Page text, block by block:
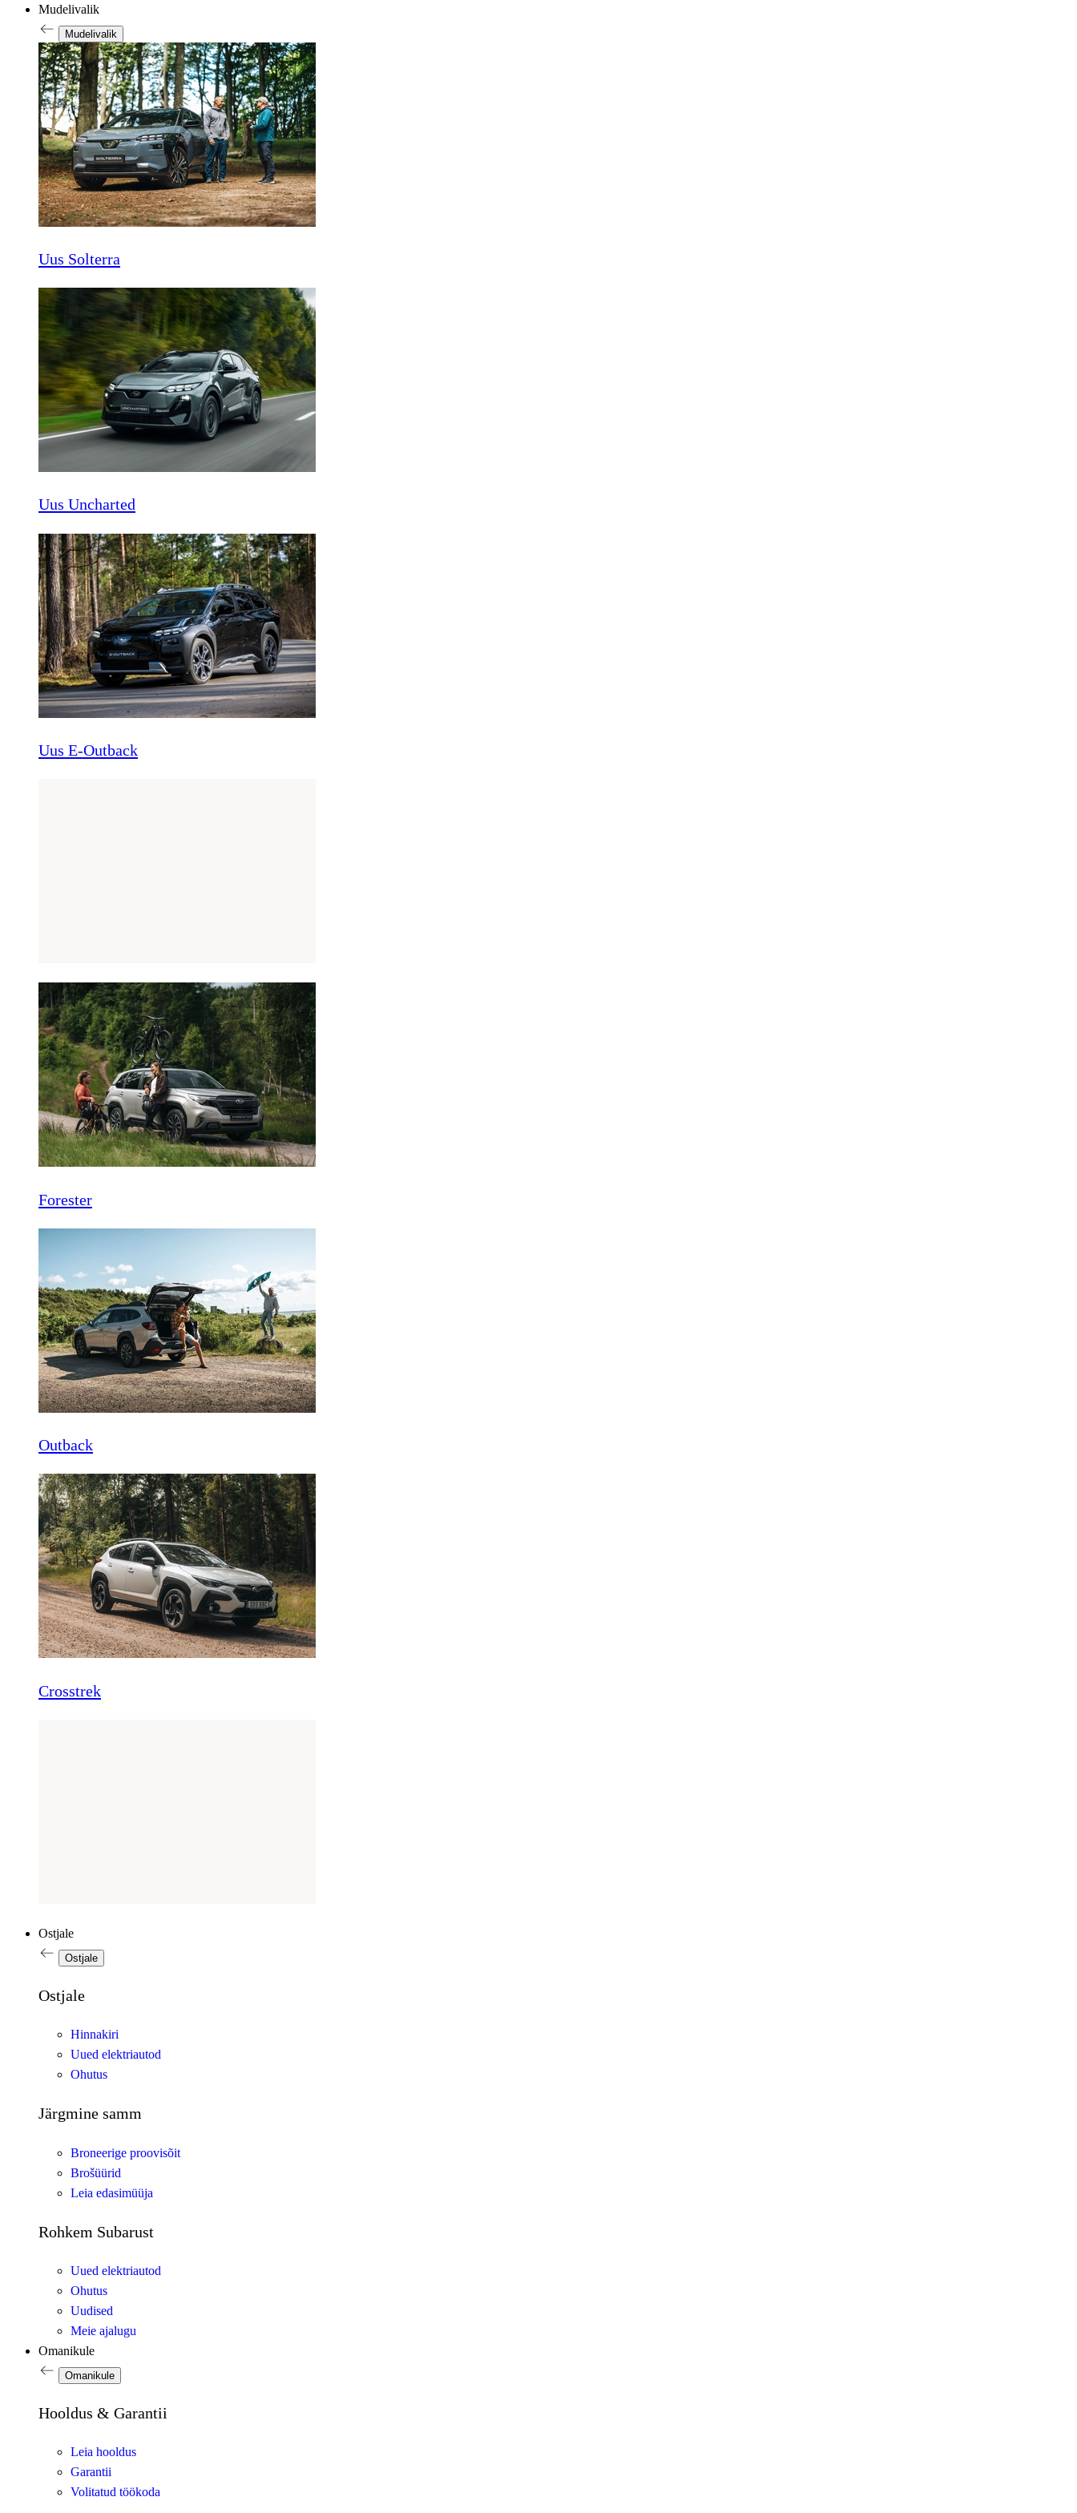
Mudelivalik
Mudelivalik
Uus Solterra
Uus Uncharted
Uus E-Outback
Forester
Outback
Crosstrek
Ostjale
Ostjale
Ostjale
Hinnakiri
Uued elektriautod
Ohutus
Järgmine samm
Broneerige proovisõit
Brošüürid
Leia edasimüüja
Rohkem Subarust
Uued elektriautod
Ohutus
Uudised
Meie ajalugu
Omanikule
Omanikule
Hooldus & Garantii
Leia hooldus
Garantii
Volitatud töökoda